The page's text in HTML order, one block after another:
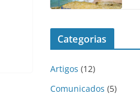
Categorias
Artigos (12)
Comunicados (5)